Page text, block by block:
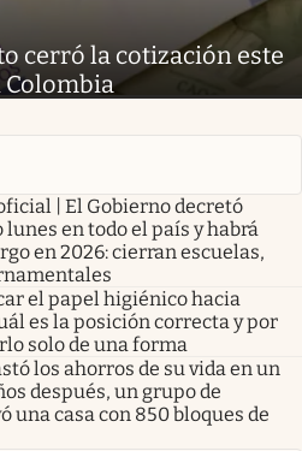
cerró la cotización este
Colombia
| El Gobierno decretó
en todo el país y habrá
en 2026: cierran escuelas,
el papel higiénico hacia
es la posición correcta y por
solo de una forma
los ahorros de su vida en un
después, un grupo de
casa con 850 bloques de